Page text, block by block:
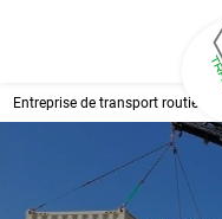
Entreprise de transport routier